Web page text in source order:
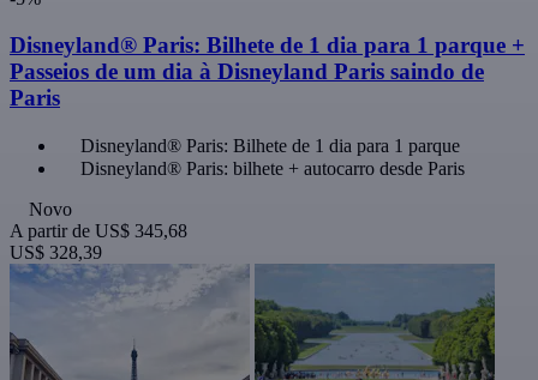
Disneyland® Paris: Bilhete de 1 dia para 1 parque +
Passeios de um dia à Disneyland Paris saindo de
Paris
Disneyland® Paris: Bilhete de 1 dia para 1 parque
Disneyland® Paris: bilhete + autocarro desde Paris
Novo
A partir de US$ 345,68
US$ 328,39